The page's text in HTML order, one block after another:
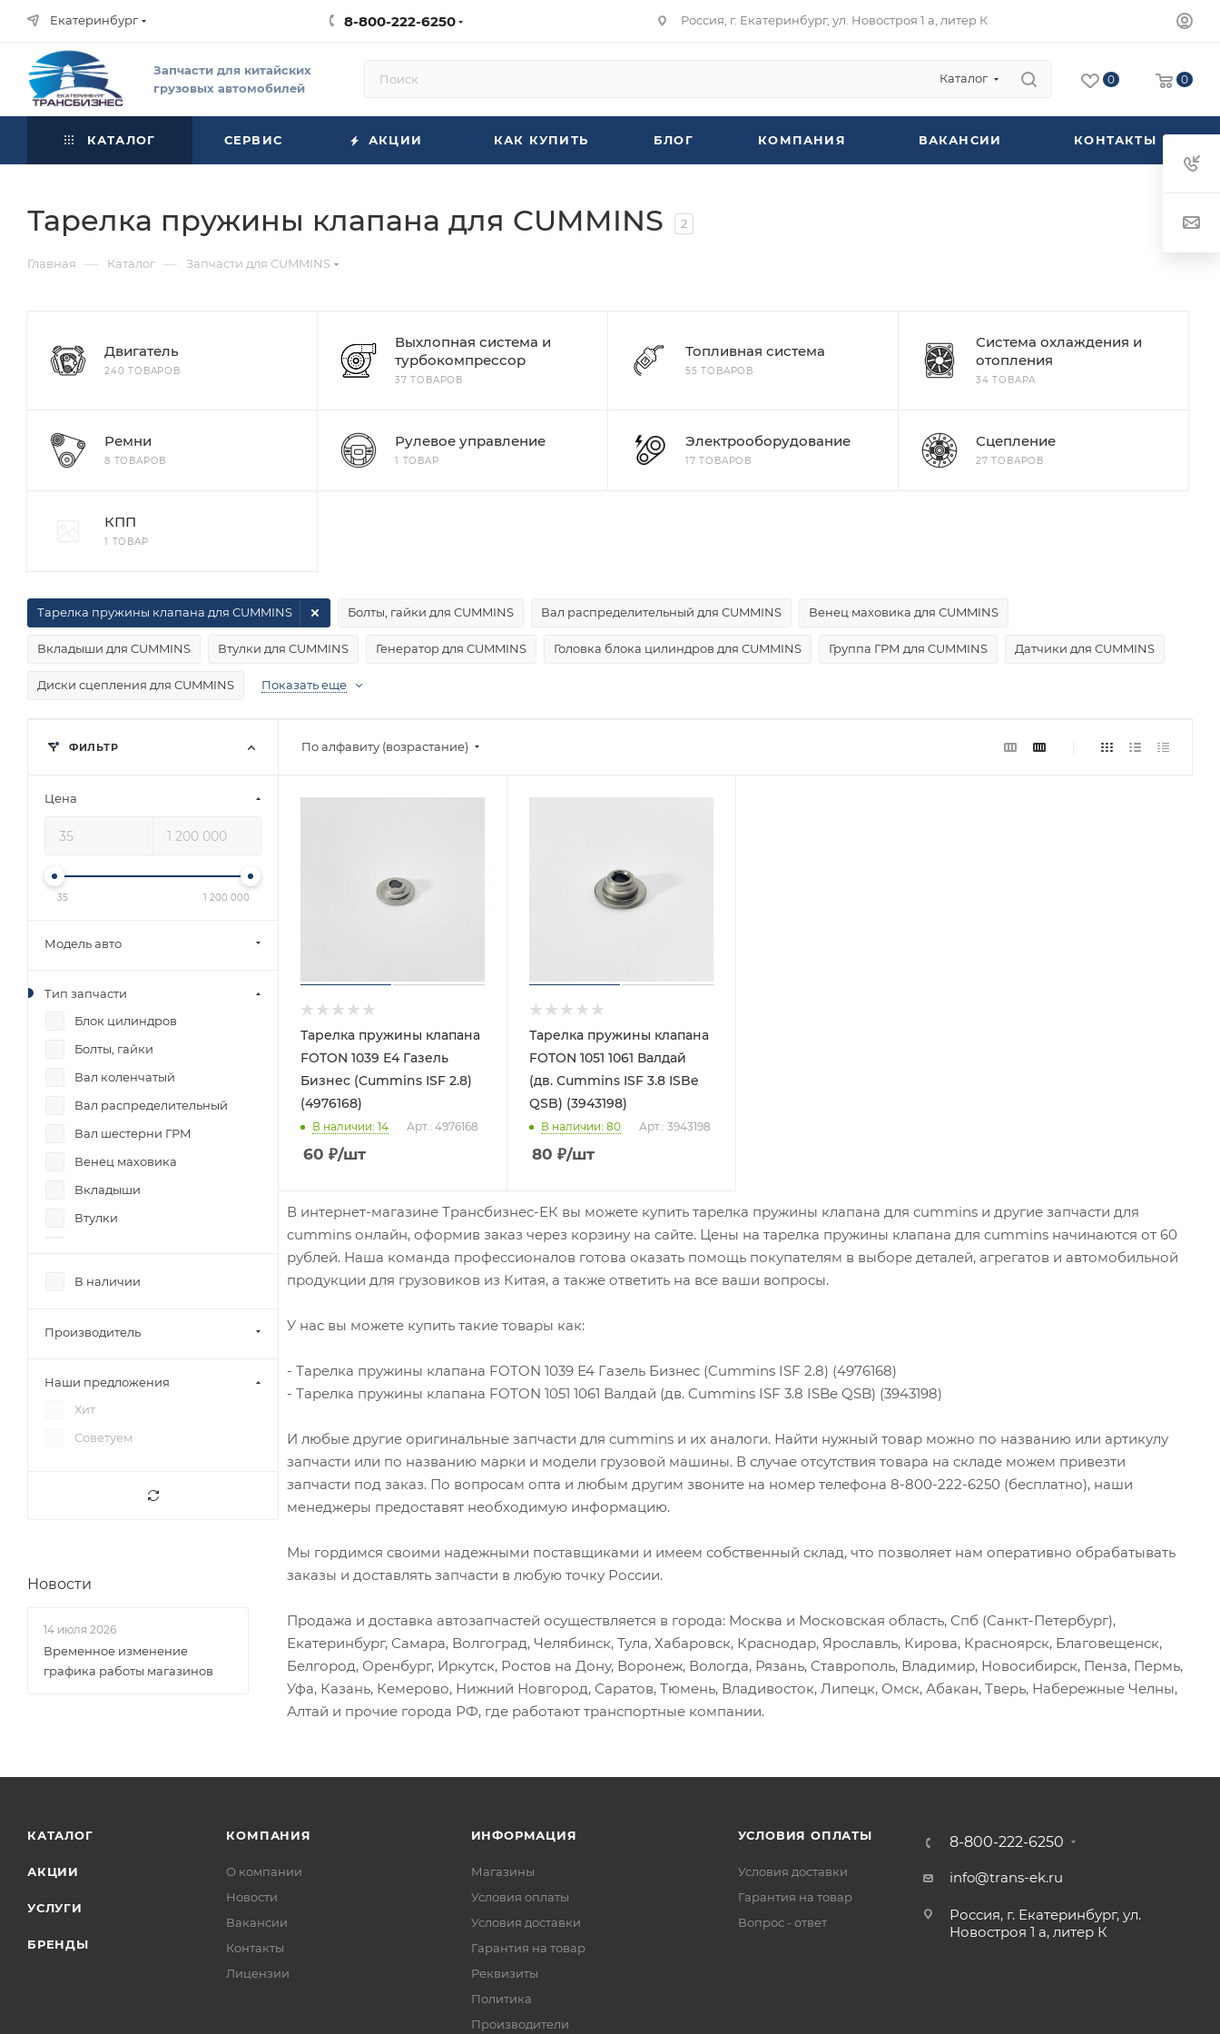
Екатеринбург 8-800-222-6250 Россия, г. Екатеринбург, ул. Новостроя 1 а, литер К
Запчасти для китайских
грузовых автомобилей
Каталог 0 0
КАТАЛОГ СЕРВИС АКЦИИ КАК КУПИТЬ БЛОГ КОМПАНИЯ ВАКАНСИИ КОНТАКТЫ
Тарелка пружины клапана для CUMMINS 2
Главная — Каталог — Запчасти для CUMMINS
Двигатель
240 ТОВАРОВ
Выхлопная система и
турбокомпрессор
37 ТОВАРОВ
Топливная система
55 ТОВАРОВ
Система охлаждения и
отопления
34 ТОВАРА
Ремни
8 ТОВАРОВ
Рулевое управление
1 ТОВАР
Электрооборудование
17 ТОВАРОВ
Сцепление
27 ТОВАРОВ
КПП
1 ТОВАР
Болты, гайки для CUMMINS Вал распределительный для CUMMINS Венец маховика для CUMMINS
Вкладыши для CUMMINS Втулки для CUMMINS Генератор для CUMMINS Головка блока цилиндров для CUMMINS Группа ГРМ для CUMMINS Датчики для CUMMINS
Диски сцепления для CUMMINS
Тарелка пружины клапана для CUMMINS
Показать еще
По алфавиту (возрастание)
Тарелка пружины клапана
FOTON 1039 Е4 Газель
Бизнес (Cummins ISF 2.8)
(4976168)
В наличии: 14 Арт.: 4976168
60 ₽/шт
Тарелка пружины клапана
FOTON 1051 1061 Валдай
(дв. Cummins ISF 3.8 ISBe
QSB) (3943198)
В наличии: 80 Арт.: 3943198
80 ₽/шт
В интернет-магазине Трансбизнес-ЕК вы можете купить тарелка пружины клапана для cummins и другие запчасти для
cummins онлайн, оформив заказ через корзину на сайте. Цены на тарелка пружины клапана для cummins начинаются от 60
рублей. Наша команда профессионалов готова оказать помощь покупателям в выборе деталей, агрегатов и автомобильной
продукции для грузовиков из Китая, а также ответить на все ваши вопросы.
У нас вы можете купить такие товары как:
- Тарелка пружины клапана FOTON 1039 Е4 Газель Бизнес (Cummins ISF 2.8) (4976168)
- Тарелка пружины клапана FOTON 1051 1061 Валдай (дв. Cummins ISF 3.8 ISBe QSB) (3943198)
И любые другие оригинальные запчасти для cummins и их аналоги. Найти нужный товар можно по названию или артикулу
запчасти или по названию марки и модели грузовой машины. В случае отсутствия товара на складе можем привезти
запчасти под заказ. По вопросам опта и любым другим звоните на номер телефона 8-800-222-6250 (бесплатно), наши
менеджеры предоставят необходимую информацию.
Мы гордимся своими надежными поставщиками и имеем собственный склад, что позволяет нам оперативно обрабатывать
заказы и доставлять запчасти в любую точку России.
Продажа и доставка автозапчастей осуществляется в города: Москва и Московская область, Спб (Санкт-Петербург),
Екатеринбург, Самара, Волгоград, Челябинск, Тула, Хабаровск, Краснодар, Ярославль, Кирова, Красноярск, Благовещенск,
Белгород, Оренбург, Иркутск, Ростов на Дону, Воронеж, Вологда, Рязань, Ставрополь, Владимир, Новосибирск, Пенза, Пермь,
Уфа, Казань, Кемерово, Нижний Новгород, Саратов, Тюмень, Владивосток, Липецк, Омск, Абакан, Тверь, Набережные Челны,
Алтай и прочие города РФ, где работают транспортные компании.
ФИЛЬТР
Цена
35 1 200 000
Модель авто
Тип запчасти
Блок цилиндров
Болты, гайки
Вал коленчатый
Вал распределительный
Вал шестерни ГРМ
Венец маховика
Вкладыши
Втулки
Головка блока цилиндров
Датчики
Двигатели
Двигатель
Колпачки маслосъемные
Компрессор
Крышка клапанная ГБЦ
Маховики
Направляющая цепи
Охладитель EGR
В наличии
Производитель
Наши предложения
Хит
Советуем
Новости
14 июля 2026
Временное изменение
графика работы магазинов
КАТАЛОГ
АКЦИИ
УСЛУГИ
БРЕНДЫ
КОМПАНИЯ
О компании
Новости
Вакансии
Контакты
Лицензии
ИНФОРМАЦИЯ
Магазины
Условия оплаты
Условия доставки
Гарантия на товар
Реквизиты
Политика
Производители
УСЛОВИЯ ОПЛАТЫ
Условия доставки
Гарантия на товар
Вопрос - ответ
8-800-222-6250
info@trans-ek.ru
Россия, г. Екатеринбург, ул.
Новостроя 1 а, литер К